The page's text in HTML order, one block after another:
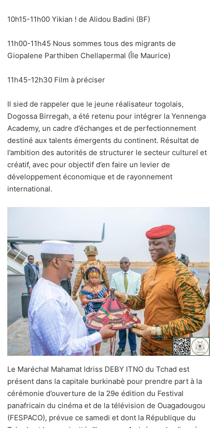
10h15-11h00 Yikian ! de Alidou Badini (BF)
11h00-11h45 Nous sommes tous des migrants de
Giopalene Parthiben Chellapermal (Île Maurice)
11h45-12h30 Film à préciser
Il sied de rappeler que le jeune réalisateur togolais,
Dogossa Birregah, a été retenu pour intégrer la Yennenga
Academy, un cadre d’échanges et de perfectionnement
destiné aux talents émergents du continent. Résultat de
l’ambition des autorités de structurer le secteur culturel et
créatif, avec pour objectif d’en faire un levier de
développement économique et de rayonnement
international.
Le Maréchal Mahamat Idriss DEBY ITNO du Tchad est
présent dans la capitale burkinabè pour prendre part à la
cérémonie d’ouverture de la 29e édition du Festival
panafricain du cinéma et de la télévision de Ouagadougou
(FESPACO), prévue ce samedi et dont la République du